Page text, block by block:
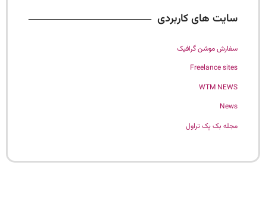
سایت های کاربردی
سفارش موشن گرافیک
Freelance sites
WTM NEWS
News
مجله بک پک تراول